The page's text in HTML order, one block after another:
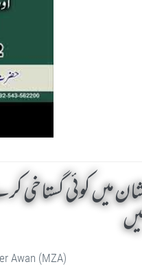
میں کوئی گستاخی
Awan (MZA)